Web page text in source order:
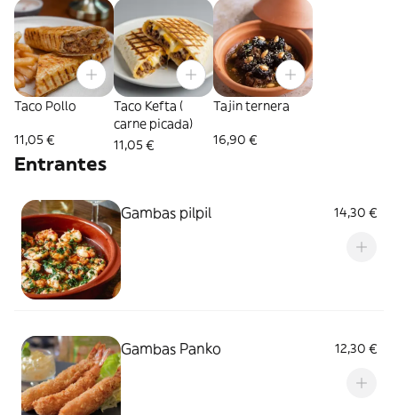
Taco Pollo
11,05 €
Taco Kefta (
carne picada)
11,05 €
Tajin ternera
16,90 €
Entrantes
Gambas pilpil 14,30 €
Gambas Panko 12,30 €